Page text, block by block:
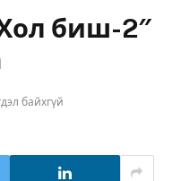
биш-2″
байхгүй